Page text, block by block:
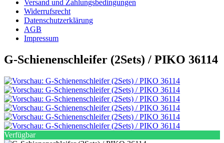
Versand und Zahlungsbedingungen
Widerrufsrecht
Datenschutzerklärung
AGB
Impressum
G-Schienenschleifer (2Sets) / PIKO 36114
Verfügbar